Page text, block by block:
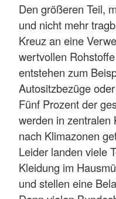
Den größeren Teil,
und nicht mehr
Kreuz an eine
wertvollen
entstehen zum
Autositzbezüge
Fünf Prozent der
werden in zentralen
nach Klimazonen
Leider landen viele
Kleidung im
und stellen eine